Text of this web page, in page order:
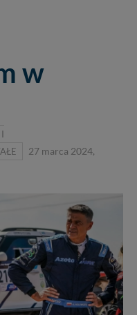
w
27 marca 2024,